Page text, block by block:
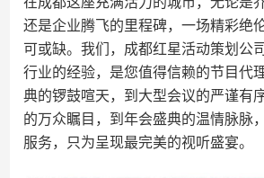
还是企业腾飞的里程碑，一场精彩绝
可或缺。我们，成都红星活动策划公
行业的经验，是您值得信赖的节目代
典的锣鼓喧天，到大型会议的严谨有
的万众瞩目，到年会盛典的温情脉脉
服务，只为呈现最完美的视听盛宴。